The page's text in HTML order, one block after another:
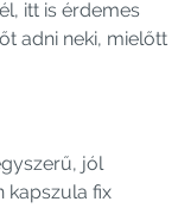
itt is érdemes
adni neki, mielőtt
jól
kapszula fix